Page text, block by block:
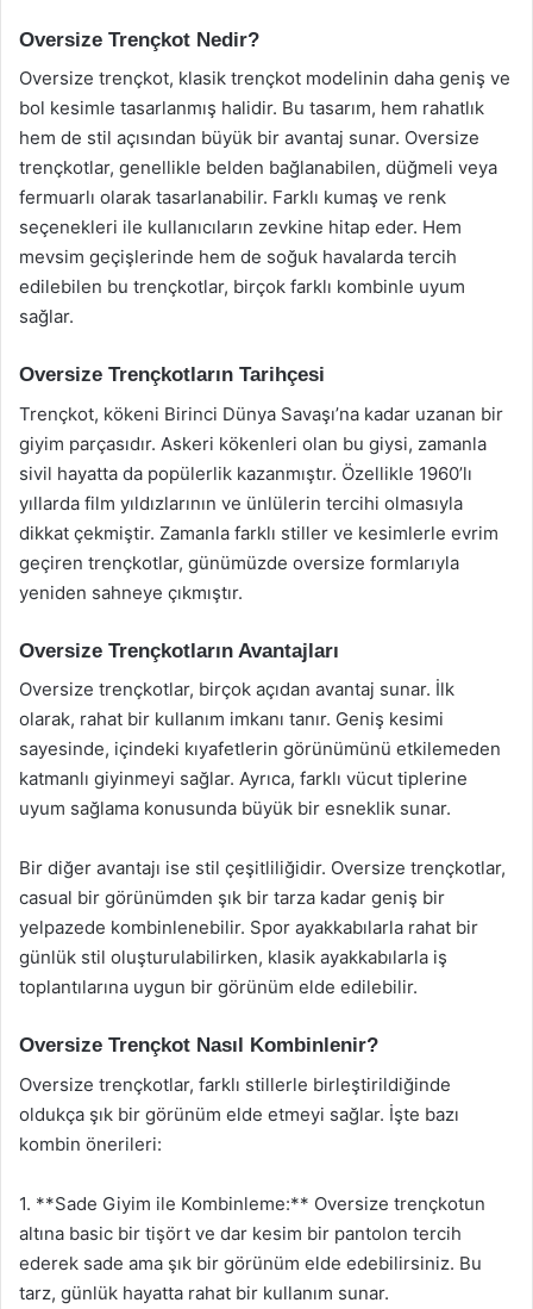
Oversize Trençkot Nedir?
Oversize trençkot, klasik trençkot modelinin daha geniş ve
bol kesimle tasarlanmış halidir. Bu tasarım, hem rahatlık
hem de stil açısından büyük bir avantaj sunar. Oversize
trençkotlar, genellikle belden bağlanabilen, düğmeli veya
fermuarlı olarak tasarlanabilir. Farklı kumaş ve renk
seçenekleri ile kullanıcıların zevkine hitap eder. Hem
mevsim geçişlerinde hem de soğuk havalarda tercih
edilebilen bu trençkotlar, birçok farklı kombinle uyum
sağlar.
Oversize Trençkotların Tarihçesi
Trençkot, kökeni Birinci Dünya Savaşı’na kadar uzanan bir
giyim parçasıdır. Askeri kökenleri olan bu giysi, zamanla
sivil hayatta da popülerlik kazanmıştır. Özellikle 1960’lı
yıllarda film yıldızlarının ve ünlülerin tercihi olmasıyla
dikkat çekmiştir. Zamanla farklı stiller ve kesimlerle evrim
geçiren trençkotlar, günümüzde oversize formlarıyla
yeniden sahneye çıkmıştır.
Oversize Trençkotların Avantajları
Oversize trençkotlar, birçok açıdan avantaj sunar. İlk
olarak, rahat bir kullanım imkanı tanır. Geniş kesimi
sayesinde, içindeki kıyafetlerin görünümünü etkilemeden
katmanlı giyinmeyi sağlar. Ayrıca, farklı vücut tiplerine
uyum sağlama konusunda büyük bir esneklik sunar.
Bir diğer avantajı ise stil çeşitliliğidir. Oversize trençkotlar,
casual bir görünümden şık bir tarza kadar geniş bir
yelpazede kombinlenebilir. Spor ayakkabılarla rahat bir
günlük stil oluşturulabilirken, klasik ayakkabılarla iş
toplantılarına uygun bir görünüm elde edilebilir.
Oversize Trençkot Nasıl Kombinlenir?
Oversize trençkotlar, farklı stillerle birleştirildiğinde
oldukça şık bir görünüm elde etmeyi sağlar. İşte bazı
kombin önerileri:
1. **Sade Giyim ile Kombinleme:** Oversize trençkotun
altına basic bir tişört ve dar kesim bir pantolon tercih
ederek sade ama şık bir görünüm elde edebilirsiniz. Bu
tarz, günlük hayatta rahat bir kullanım sunar.